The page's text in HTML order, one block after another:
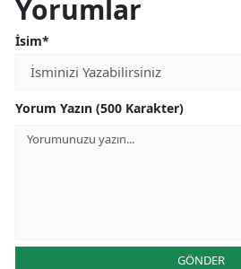
Yorumlar
İsim*
Yorum Yazın (500 Karakter)
GÖNDER